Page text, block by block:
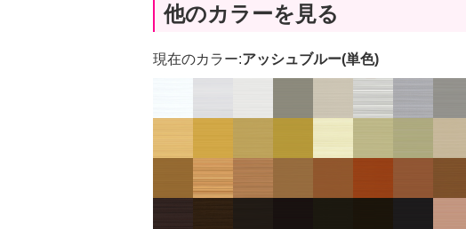
他のカラーを見る
現在のカラー:アッシュブルー(単色)